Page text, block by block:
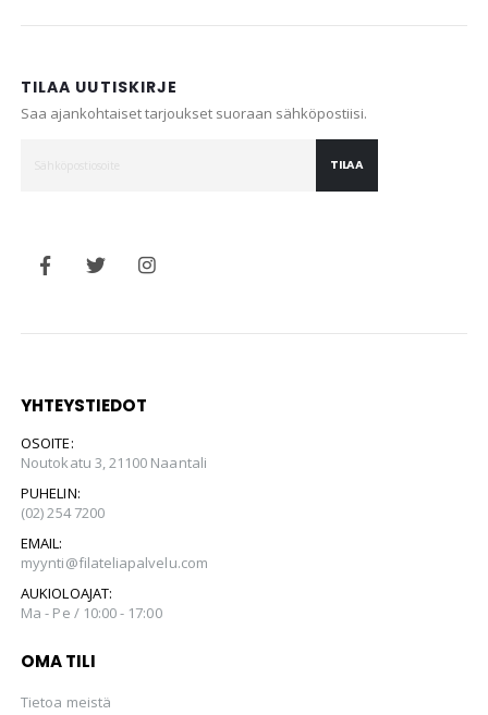
TILAA UUTISKIRJE
Saa ajankohtaiset tarjoukset suoraan sähköpostiisi.
TILAA
YHTEYSTIEDOT
OSOITE:
Noutokatu 3, 21100 Naantali
PUHELIN:
(02) 254 7200
EMAIL:
myynti@filateliapalvelu.com
AUKIOLOAJAT:
Ma - Pe / 10:00 - 17:00
OMA TILI
Tietoa meistä